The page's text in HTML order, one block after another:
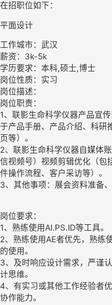
在招职位如下：
平面设计
工作城市：武汉
薪资：3k-5k
学历要求：本科,硕士,博士
岗位性质：实习
岗位描述：
岗位职责：
1、联影生命科学仪器产品宣
于产品手册、产品介绍、科研
页等）。
2、联影生命科学仪器自媒体
信视频号）视频剪辑优化（包
件操作流程、客户采访等）。
3、其他事项：展会资料准备
岗位要求：
1、熟练使用AI.PS.ID等工具。
2、熟练使用AE者优先，熟练
的使用。
3、及时响应设计需求，严谨
计思维。
4、有实习或其他工作经验者
协作能力。